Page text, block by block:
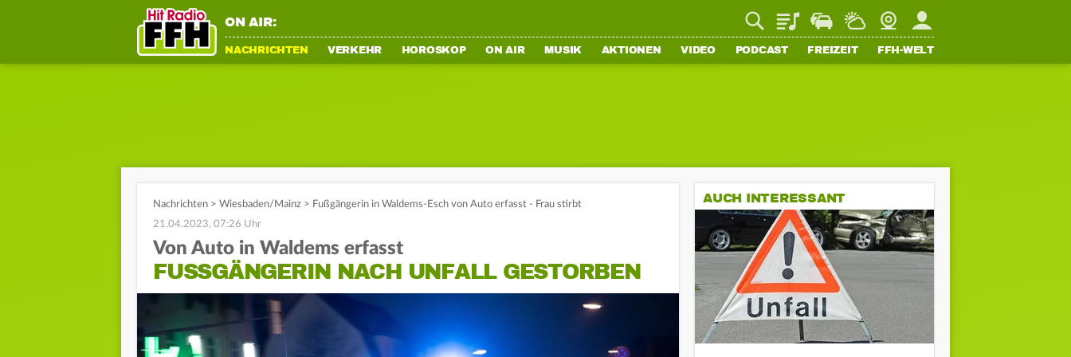
ON AIR: PlaylistStaupilotWetterWebcamMein FFH
NACHRICHTEN VERKEHR HOROSKOP ON AIR MUSIK AKTIONEN VIDEO PODCAST FREIZEIT FFH-WELT
Nachrichten > Wiesbaden/Mainz > Fußgängerin in Waldems-Esch von Auto erfasst - Frau stirbt
21.04.2023, 07:26 Uhr
Von Auto in Waldems erfasst
FUSSGÄNGERIN NACH UNFALL GESTORBEN
AUCH INTERESSANT